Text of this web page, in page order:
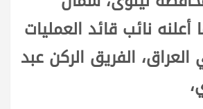
أعلنه نائب قائد العمليات
الفريق الركن عبد